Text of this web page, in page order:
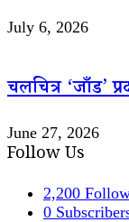
July 6, 2026
चलचित्र ‘जाँड’
June 27, 2026
Follow Us
2,200
0